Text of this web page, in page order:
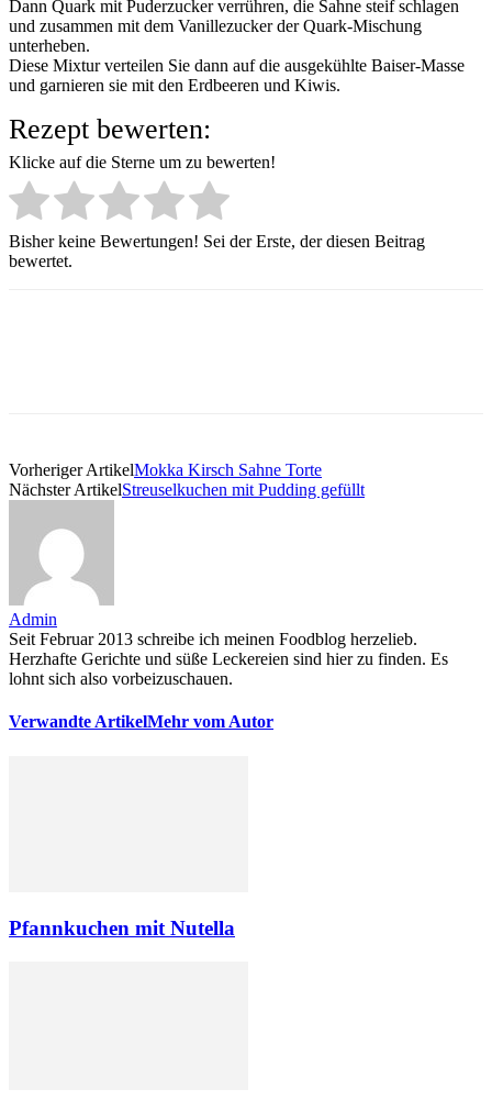
Dann Quark mit Puderzucker verrühren, die Sahne steif schlagen
und zusammen mit dem Vanillezucker der Quark-Mischung
unterheben.
Diese Mixtur verteilen Sie dann auf die ausgekühlte Baiser-Masse
und garnieren sie mit den Erdbeeren und Kiwis.
Rezept bewerten:
Klicke auf die Sterne um zu bewerten!
Bisher keine Bewertungen! Sei der Erste, der diesen Beitrag
bewertet.
Vorheriger ArtikelMokka Kirsch Sahne Torte
Nächster ArtikelStreuselkuchen mit Pudding gefüllt
Admin
Seit Februar 2013 schreibe ich meinen Foodblog herzelieb.
Herzhafte Gerichte und süße Leckereien sind hier zu finden. Es
lohnt sich also vorbeizuschauen.
Verwandte ArtikelMehr vom Autor
Pfannkuchen mit Nutella